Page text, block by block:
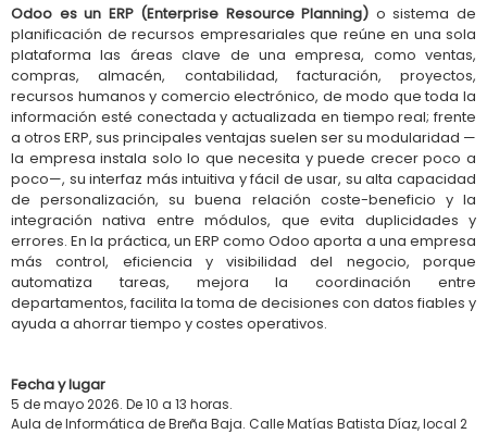
Odoo es un ERP (Enterprise Resource Planning) o sistema de
planificación de recursos empresariales que reúne en una sola
plataforma las áreas clave de una empresa, como ventas,
compras, almacén, contabilidad, facturación, proyectos,
recursos humanos y comercio electrónico, de modo que toda la
información esté conectada y actualizada en tiempo real; frente
a otros ERP, sus principales ventajas suelen ser su modularidad —
la empresa instala solo lo que necesita y puede crecer poco a
poco—, su interfaz más intuitiva y fácil de usar, su alta capacidad
de personalización, su buena relación coste-beneficio y la
integración nativa entre módulos, que evita duplicidades y
errores. En la práctica, un ERP como Odoo aporta a una empresa
más control, eficiencia y visibilidad del negocio, porque
automatiza tareas, mejora la coordinación entre
departamentos, facilita la toma de decisiones con datos fiables y
ayuda a ahorrar tiempo y costes operativos.
Fecha y lugar
5 de mayo 2026. De 10 a 13 horas.
Aula de Informática de Breña Baja. Calle Matías Batista Díaz, local 2